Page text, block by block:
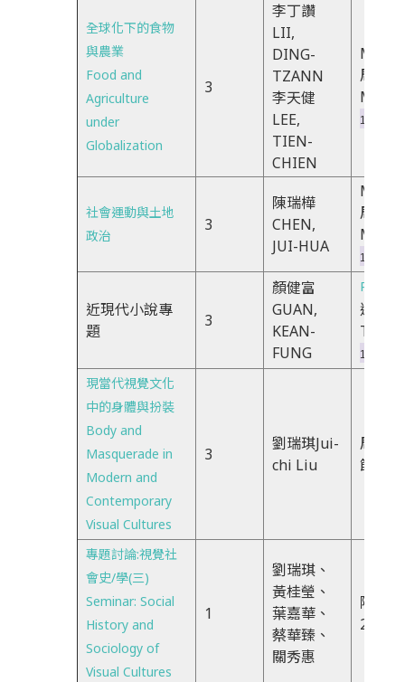
全球化下的食物
與農業
Food and
Agriculture
under
Globalization
3
李丁讚
LII,
DING-
TZANN
李天健
LEE,
TIEN-
CHIEN
周一
14:20-
社會運動與土地
政治
3
陳瑞樺
CHEN,
JUI-HUA
周一
18:30-
近現代小說專
題
3
顏健富
GUAN,
KEAN-
FUNG
週四
14:20-
現當代視覺文化
中的身體與扮裝
Body and
Masquerade in
Modern and
Contemporary
Visual Cultures
3
劉瑞琪Jui-
chi Liu
周一
節
專題討論:視覺社
會史/學(三)
Seminar: Social
History and
Sociology of
Visual Cultures
1
劉瑞琪、
黃桂瑩、
葉嘉華、
蔡華臻、
關秀惠
隔週
23節